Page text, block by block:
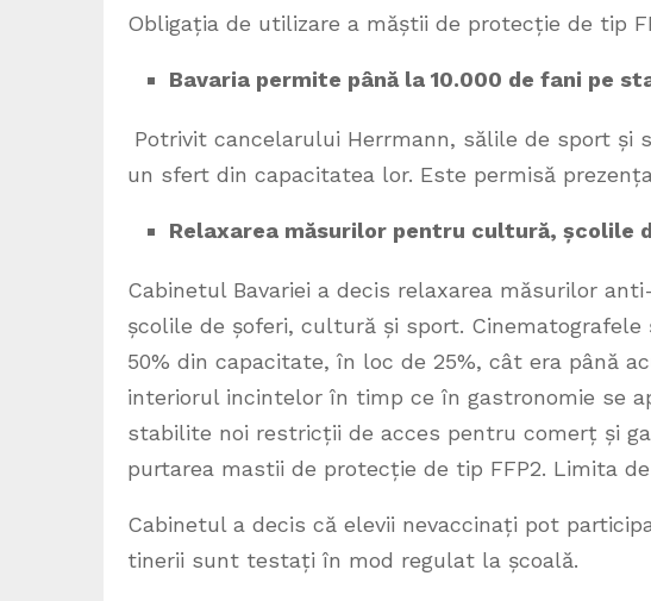
Obligația de utilizare a măștii de protecție de tip
Bavaria permite până la 10.000 de fani pe
Potrivit cancelarului Herrmann, sălile de sport și
un sfert din capacitatea lor. Este permisă
Relaxarea măsurilor pentru cultură,
Cabinetul Bavariei a decis relaxarea măsurilor
școlile de șoferi, cultură și sport.
50% din capacitate, în loc de 25%, cât era până
interiorul incintelor în timp ce în gastronomie se
stabilite noi restricții de acces pentru comerț și
purtarea mastii de protecție de tip FFP2. Limita
Cabinetul a decis că elevii nevaccinați pot
tinerii sunt testați în mod regulat la școală.